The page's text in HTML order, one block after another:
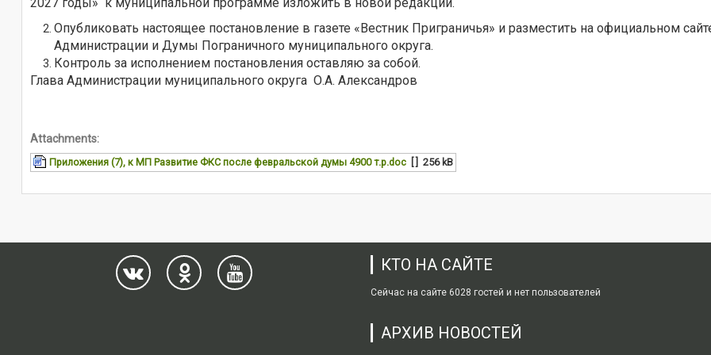
Опубликовать настоящее постановление в газете «Вестник Приграничья» и разместить на официальном
Администрации и Думы Пограничного муниципального округа.
Контроль за исполнением постановления оставляю за собой.
Глава Администрации муниципального округа О.А. Александров
Attachments:
Приложения (7), к МП Развитие ФКС после февральской думы 4900 т.р.doc 256 kB
КТО НА САЙТЕ
Сейчас на сайте 6028 гостей и нет пользователей
АРХИВ НОВОСТЕЙ